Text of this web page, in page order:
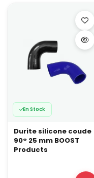
En Stock
Durite silicone coude
90° 25 mm BOOST
Products